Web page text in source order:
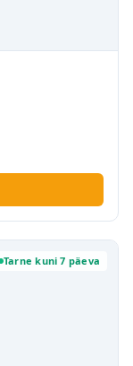
Tarne kuni 7 päeva